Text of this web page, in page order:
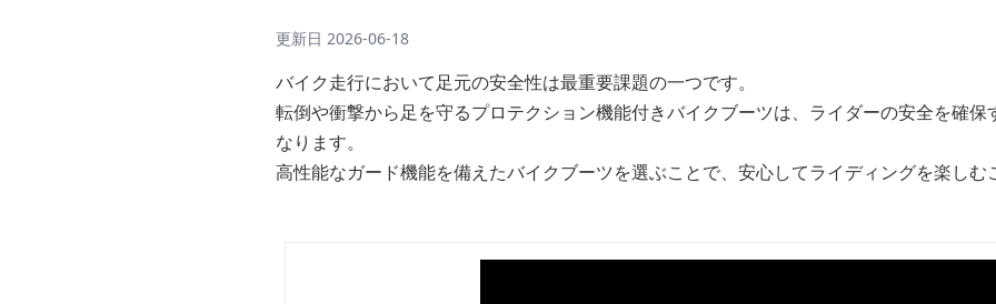
更新日 2026-06-18
バイク走行において足元の安全性は最重要課題の一つです。
転倒や衝撃から足を守るプロテクション機能付きバイクブーツは、ライダーの安全を確
なります。
高性能なガード機能を備えたバイクブーツを選ぶことで、安心してライディングを楽しむ